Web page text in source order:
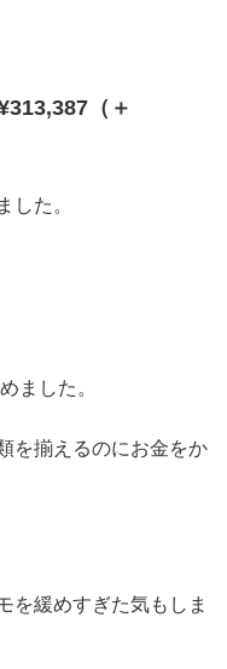
（＋
した。
ました。
を揃えるのにお金をか
を緩めすぎた気もしま